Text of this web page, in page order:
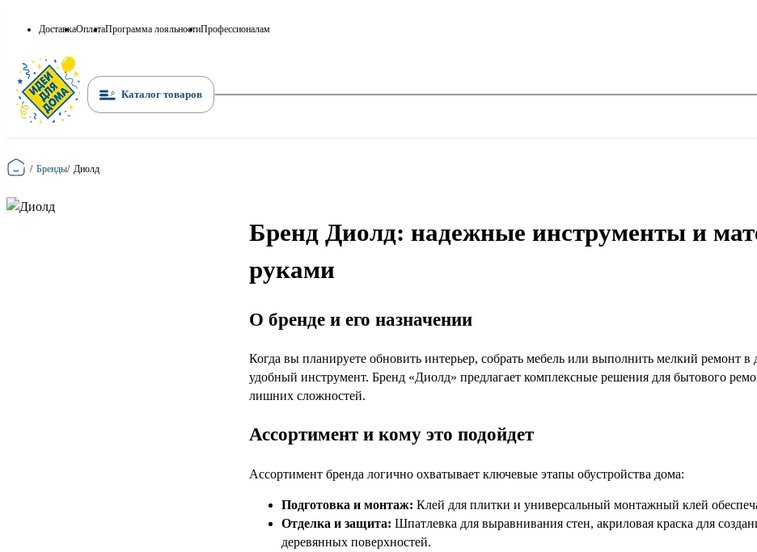
ДоставкаОплатаПрограмма лояльностиПрофессионалам
Каталог товаров
Главная
/ Бренды/ Диолд
Бренд Диолд: надежные инструменты и
руками
О бренде и его назначении
Когда вы планируете обновить интерьер, собрать мебель или выполнить мелкий ремонт
удобный инструмент. Бренд «Диолд» предлагает комплексные решения для бытового
лишних сложностей.
Ассортимент и кому это подойдет
Ассортимент бренда логично охватывает ключевые этапы обустройства дома:
Подготовка и монтаж: Клей для плитки и универсальный монтажный клей
Отделка и защита: Шпатлевка для выравнивания стен, акриловая краска для
деревянных поверхностей.